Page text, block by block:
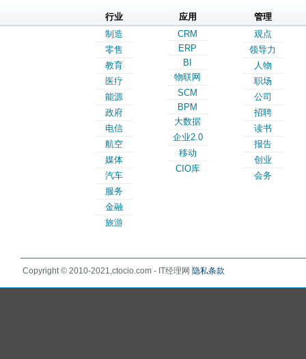
行业
制造
零售
教育
医疗
能源
政府
电信
航空
媒体
汽车
服务
金融
旅游
应用
CRM
ERP
BI
物联网
SCM
BPM
大数据
企业2.0
移动
CIO库
管理
观点
领导力
人物
职场
公司
招聘
读书
报告
创业
会务
Copyright © 2010-2021,ctocio.com - IT经理网 隐私条款